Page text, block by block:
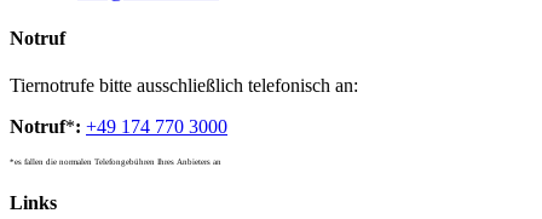
Notruf
Tiernotrufe bitte ausschließlich telefonisch an:
Notruf*: +49 174 770 3000
*es fallen die normalen Telefongebühren Ihres Anbieters an
Links